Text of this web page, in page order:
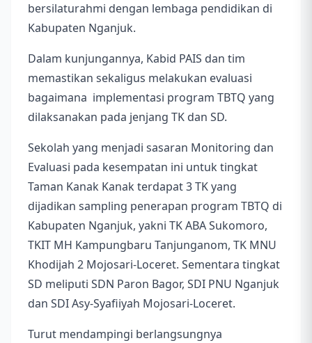
bersilaturahmi dengan lembaga pendidikan di
Kabupaten Nganjuk.
Dalam kunjungannya, Kabid PAIS dan tim
memastikan sekaligus melakukan evaluasi
bagaimana implementasi program TBTQ yang
dilaksanakan pada jenjang TK dan SD.
Sekolah yang menjadi sasaran Monitoring dan
Evaluasi pada kesempatan ini untuk tingkat
Taman Kanak Kanak terdapat 3 TK yang
dijadikan sampling penerapan program TBTQ di
Kabupaten Nganjuk, yakni TK ABA Sukomoro,
TKIT MH Kampungbaru Tanjunganom, TK MNU
Khodijah 2 Mojosari-Loceret. Sementara tingkat
SD meliputi SDN Paron Bagor, SDI PNU Nganjuk
dan SDI Asy-Syafiiyah Mojosari-Loceret.
Turut mendampingi berlangsungnya